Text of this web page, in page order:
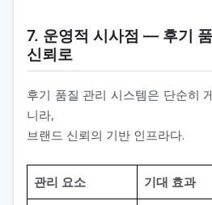
7. 운영적 시사점 ― 후기
신뢰로
후기 품질 관리 시스템은 단순히
니라,
브랜드 신뢰의 기반 인프라다.
관리 요소 기대 효과